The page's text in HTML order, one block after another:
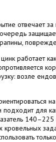
отвечает
работает
возле
для
кровельных